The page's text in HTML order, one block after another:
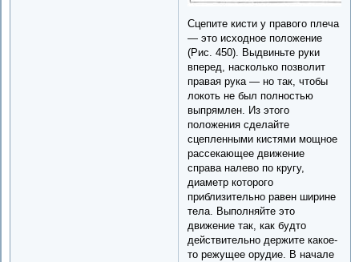
Сцепите кисти у правого плеча
— это исходное положение
(Рис. 450). Выдвиньте руки
вперед, насколько позволит
правая рука — но так, чтобы
локоть не был полностью
выпрямлен. Из этого
положения сделайте
сцепленными кистями мощное
рассекающее движение
справа налево по кругу,
диаметр которого
приблизительно равен ширине
тела. Выполняйте это
движение так, как будто
действительно держите какое-
то режущее орудие. В начале